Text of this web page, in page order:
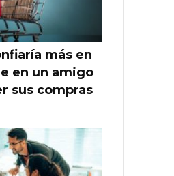
más en
en un amigo
sus compras